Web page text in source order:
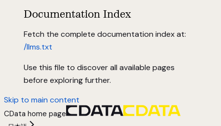
Documentation Index
Fetch the complete documentation index at:
/llms.txt
Use this file to discover all available pages
before exploring further.
Skip to main content
CData home page